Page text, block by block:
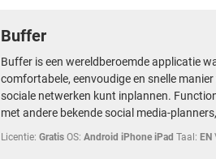
Buffer
Buffer is een wereldberoemde applicatie
comfortabele, eenvoudige en snelle
sociale netwerken kunt inplannen.
met andere bekende social media-
Licentie: Gratis OS: Android iPhone iPad Taal: EN